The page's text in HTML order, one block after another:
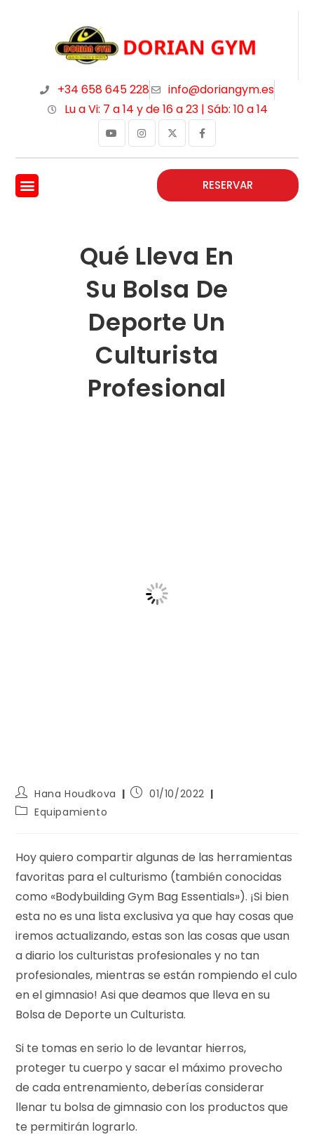
+34 658 645 228
info@doriangym.es
Lu a Vi: 7 a 14 y de 16 a 23 | Sáb: 10 a 14
RESERVAR
Qué Lleva En
Su Bolsa De
Deporte Un
Culturista
Profesional
Hana Houdkova
01/10/2022
Equipamiento
Hoy quiero compartir algunas de las herramientas
favoritas para el culturismo (también conocidas
como «Bodybuilding Gym Bag Essentials»). ¡Si bien
esta no es una lista exclusiva ya que hay cosas que
iremos actualizando, estas son las cosas que usan
a diario los culturistas profesionales y no tan
profesionales, mientras se están rompiendo el culo
en el gimnasio! Asi que deamos que lleva en su
Bolsa de Deporte un Culturista.
Si te tomas en serio lo de levantar hierros,
proteger tu cuerpo y sacar el máximo provecho
de cada entrenamiento, deberías considerar
llenar tu bolsa de gimnasio con los productos que
te permitirán lograrlo.